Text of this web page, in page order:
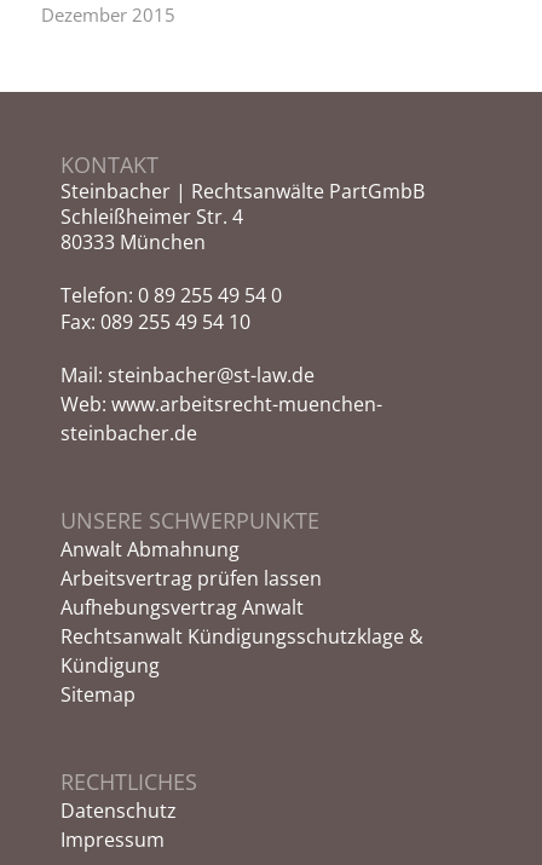
Dezember 2015
KONTAKT
Steinbacher | Rechtsanwälte PartGmbB
Schleißheimer Str. 4
80333 München
Telefon: 0 89 255 49 54 0
Fax: 089 255 49 54 10
Mail: steinbacher@st-law.de
Web: www.arbeitsrecht-muenchen-
steinbacher.de
UNSERE SCHWERPUNKTE
Anwalt Abmahnung
Arbeitsvertrag prüfen lassen
Aufhebungsvertrag Anwalt
Rechtsanwalt Kündigungsschutzklage &
Kündigung
Sitemap
RECHTLICHES
Datenschutz
Impressum